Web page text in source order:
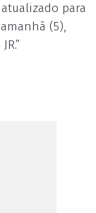
para
(5),